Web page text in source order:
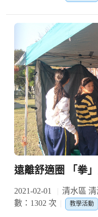
遠離舒適圈 「拳
2021-02-01 清水區
數：1302 次
教學活動